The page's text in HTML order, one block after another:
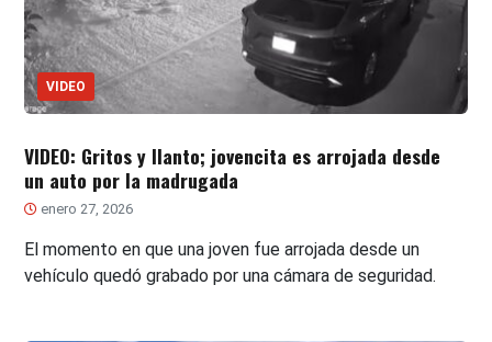
VIDEO
VIDEO: Gritos y llanto; jovencita es arrojada desde
un auto por la madrugada
enero 27, 2026
El momento en que una joven fue arrojada desde un
vehículo quedó grabado por una cámara de seguridad.